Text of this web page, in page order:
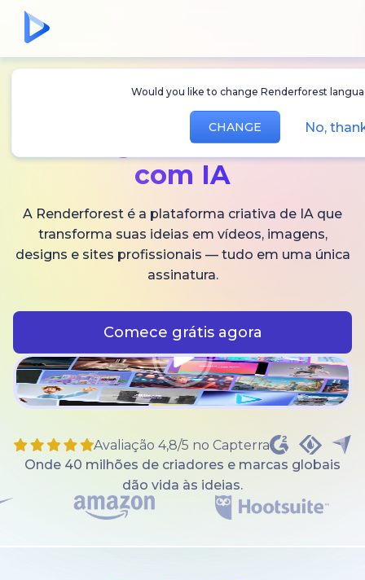
Would you like to change Renderforest
CHANGE No,
vídeos,
e áudios
com IA
A Renderforest é a plataforma criativa de IA que
transforma suas ideias em vídeos, imagens,
designs e sites profissionais — tudo em uma única
assinatura.
Comece grátis agora
Avaliação 4,8/5 no Capterra
Onde 40 milhões de criadores e marcas globais
dão vida às ideias.